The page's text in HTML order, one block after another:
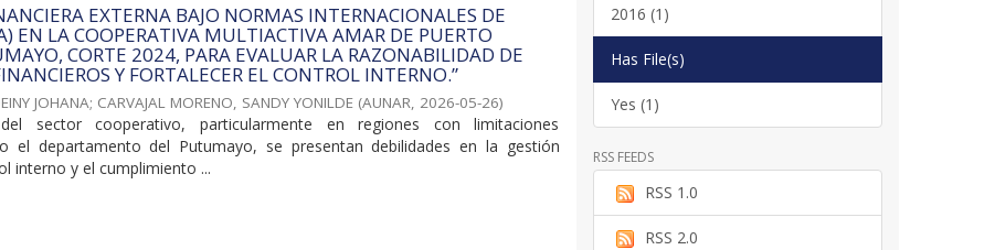
EXTERNA BAJO NORMAS INTERNACIONALES DE
EN LA COOPERATIVA MULTIACTIVA AMAR DE PUERTO
CORTE 2024, PARA EVALUAR LA RAZONABILIDAD DE
Y FORTALECER EL CONTROL INTERNO.”
JOHANA; CARVAJAL MORENO, SANDY YONILDE (AUNAR, 2026-05-26)
sector cooperativo, particularmente en regiones con limitaciones
el departamento del Putumayo, se presentan debilidades en la gestión
interno y el cumplimiento ...
2016 (1)
Has File(s)
Yes (1)
RSS FEEDS
RSS 1.0
RSS 2.0